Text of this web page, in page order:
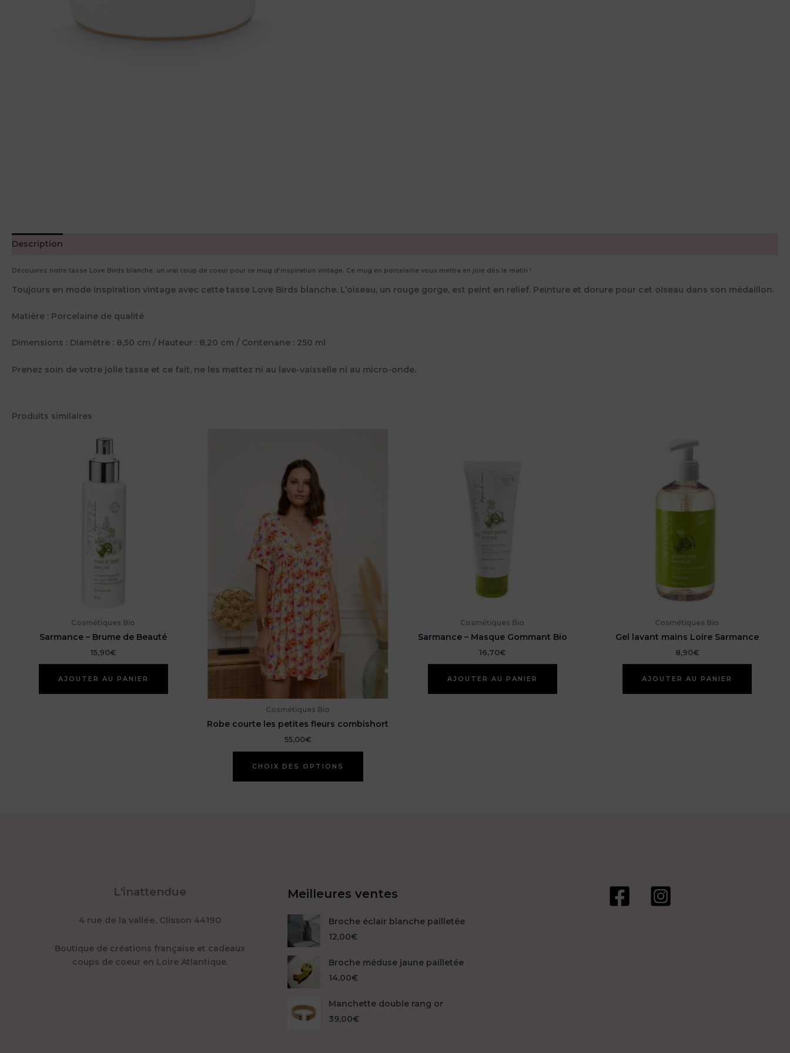
Description
Découvrez notre tasse Love Birds blanche. un vrai coup de coeur pour ce mug d’inspiration vintage. Ce mug en porcelaine vous mettra en joie dès le matin !
Toujours en mode inspiration vintage avec cette tasse Love Birds blanche. L’oiseau, un rouge gorge, est peint en relief. Peinture et dorure pour cet oiseau dans son médaillon.
Matière : Porcelaine de qualité
Dimensions : Diamètre : 8,50 cm / Hauteur : 8,20 cm / Contenane : 250 ml
Prenez soin de votre jolie tasse et ce fait, ne les mettez ni au lave-vaisselle ni au micro-onde.
Produits similaires
Cosmétiques Bio
Sarmance – Brume de Beauté
15,90€
AJOUTER AU PANIER
Cosmétiques Bio
Robe courte les petites fleurs combishort
55,00€
CHOIX DES OPTIONS
Ce
a
sur
page
Cosmétiques Bio
Sarmance – Masque Gommant Bio
16,70€
AJOUTER AU PANIER
Cosmétiques Bio
Gel lavant mains Loire Sarmance
8,90€
AJOUTER AU PANIER
L'inattendue
4 rue de la vallée, Clisson 44190
Boutique de créations française et cadeaux
coups de coeur en Loire Atlantique.
Meilleures ventes
Broche éclair blanche pailletée
12,00€
Broche méduse jaune pailletée
14,00€
Manchette double rang or
39,00€